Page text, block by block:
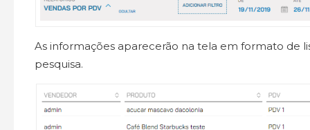
As informações aparecerão na tela em formato de
pesquisa.